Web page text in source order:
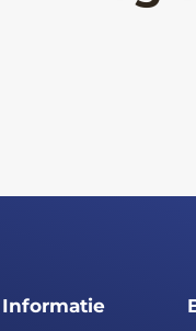
Informatie